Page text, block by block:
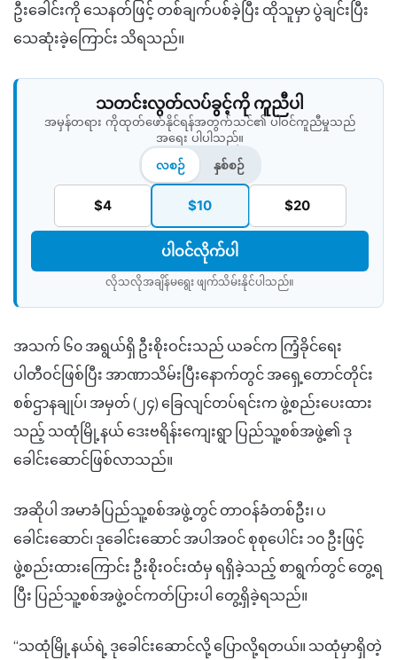
ဦးခေါင်းကို သေနတ်ဖြင့် တစ်ချက်ပစ်ခဲ့ပြီး ထိုသူမှာ ပွဲချင်းပြီး
သေဆုံးခဲ့ကြောင်း သိရသည်။
သတင်းလွတ်လပ်ခွင့်ကို ကူညီပါ
အမှန်တရား ကိုထုတ်ဖော်နိုင်ရန်အတွက်သင်၏ ပါဝင်ကူညီမှုသည်
အရေး ပါပါသည်။
လစဉ်
နှစ်စဉ်
$4 $10 $20
ပါဝင်လိုက်ပါ
လိုသလိုအချိန်မရွေး ဖျက်သိမ်းနိုင်ပါသည်။​
အသက် ၆၀ အရွယ်ရှိ ဦးစိုးဝင်းသည် ယခင်က ကြံ့ခိုင်ရေး
ပါတီဝင်ဖြစ်ပြီး အာဏာသိမ်းပြီးနောက်တွင် အရှေ့တောင်တိုင်း
စစ်ဌာနချုပ်၊ အမှတ် (၂၄) ခြေလျင်တပ်ရင်းက ဖွဲ့စည်းပေးထား
သည့် သထုံမြို့နယ် ဒေးဗရိန်းကျေးရွာ ပြည်သူ့စစ်အဖွဲ့၏ ဒု
ခေါင်းဆောင်ဖြစ်လာသည်။
အဆိုပါ အမာခံပြည်သူ့စစ်အဖွဲ့တွင် တာဝန်ခံတစ်ဦး၊ ပ
ခေါင်းဆောင်၊ ဒုခေါင်းဆောင် အပါအဝင် စုစုပေါင်း ၁၀ ဦးဖြင့်
ဖွဲ့စည်းထားကြောင်း ဦးစိုးဝင်းထံမှ ရရှိခဲ့သည့် စာရွက်တွင် တွေ့ရ
ပြီး ပြည်သူ့စစ်အဖွဲ့ဝင်ကတ်ပြားပါ တွေ့ရှိခဲ့ရသည်။
“သထုံမြို့နယ်ရဲ့ ဒုခေါင်းဆောင်လို့ ပြောလို့ရတယ်။ သထုံမှာရှိတဲ့